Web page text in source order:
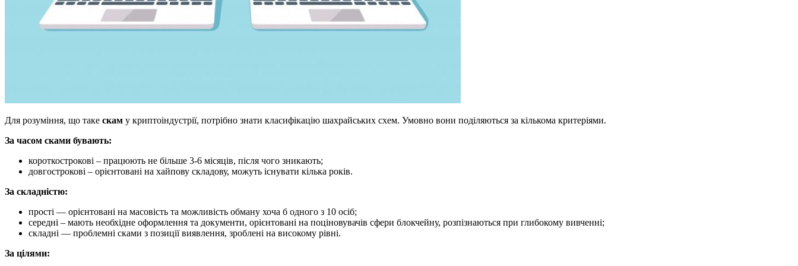
Для розуміння, що таке скам у криптоіндустрії, потрібно знати класифікацію шахрайських схем. Умовно вони поділяються за кількома критеріями.
За часом сками бувають:
короткострокові – працюють не більше 3-6 місяців, після чого зникають;
довгострокові – орієнтовані на хайпову складову, можуть існувати кілька років.
За складністю:
прості — орієнтовані на масовість та можливість обману хоча б одного з 10 осіб;
середні – мають необхідне оформлення та документи, орієнтовані на поціновувачів сфери блокчейну, розпізнаються при глибокому вивченні;
складні — проблемні сками з позиції виявлення, зроблені на високому рівні.
За цілями: